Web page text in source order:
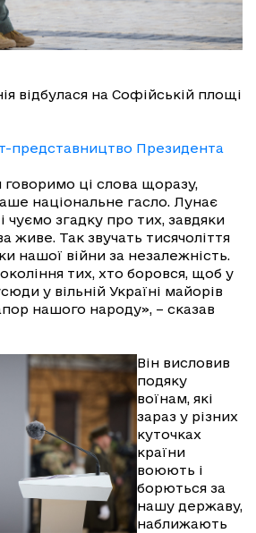
відбулася на Софійській площі
представництво Президента
ці слова щоразу,
національне гасло. Лунає
чуємо згадку про тих, завдяки
живе. Так звучать тисячоліття
нашої війни за незалежність.
тих, хто боровся, щоб у
у вільній Україні майорів
нашого народу», – сказав
Він висловив
подяку
воїнам, які
зараз у різних
куточках
країни
воюють і
борються за
нашу державу,
наближають